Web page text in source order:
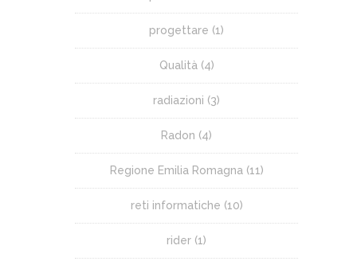
progettare (1)
Qualità (4)
radiazioni (3)
Radon (4)
Regione Emilia Romagna (11)
reti informatiche (10)
rider (1)